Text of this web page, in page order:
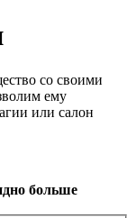
со своими
ему
или салон
больше